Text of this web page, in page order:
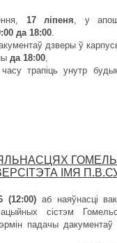
17 ліпеня , у
да 18:00
дзверы ў
да 18:00
трапіць унутр
ІМЯ
(12:00)аб наяўнасці
сістэм
падачы